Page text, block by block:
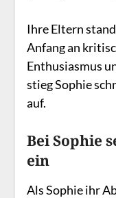
Ihre Eltern
Anfang an
Enthusiasmus
stieg Sophie
auf.
Bei Sophie
ein
Als Sophie ihr